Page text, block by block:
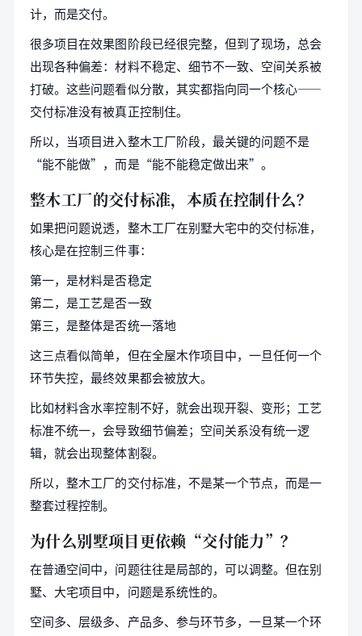
计，而是交付。
很多项目在效果图阶段已经很完整，但到了现场，总会
出现各种偏差：材料不稳定、细节不一致、空间关系被
打破。这些问题看似分散，其实都指向同一个核心——
交付标准没有被真正控制住。
所以，当项目进入整木工厂阶段，最关键的问题不是
“能不能做”，而是“能不能稳定做出来”。
整木工厂的交付标准，本质在控制什么？
如果把问题说透，整木工厂在别墅大宅中的交付标准，
核心是在控制三件事：
第一，是材料是否稳定
第二，是工艺是否一致
第三，是整体是否统一落地
这三点看似简单，但在全屋木作项目中，一旦任何一个
环节失控，最终效果都会被放大。
比如材料含水率控制不好，就会出现开裂、变形；工艺
标准不统一，会导致细节偏差；空间关系没有统一逻
辑，就会出现整体割裂。
所以，整木工厂的交付标准，不是某一个节点，而是一
整套过程控制。
为什么别墅项目更依赖“交付能力”？
在普通空间中，问题往往是局部的，可以调整。但在别
墅、大宅项目中，问题是系统性的。
空间多、层级多、产品多、参与环节多，一旦某一个环